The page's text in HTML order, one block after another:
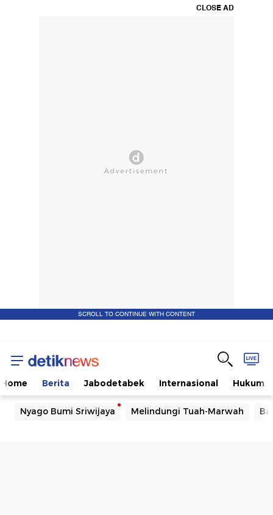
CLOSE AD
SCROLL TO CONTINUE WITH CONTENT
Home Berita Jabodetabek Internasional Hukum
Nyago Bumi Sriwijaya Melindungi Tuah-Marwah